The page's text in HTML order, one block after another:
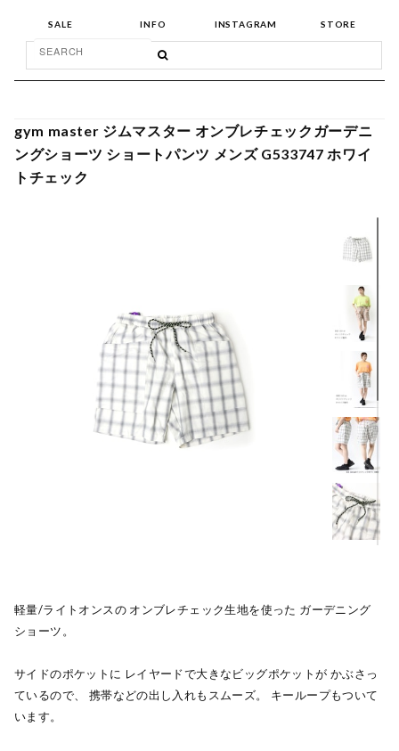
SALE INFO INSTAGRAM STORE
gym master ジムマスター オンブレチェックガーデニ
ングショーツ ショートパンツ メンズ G533747 ホワイ
トチェック
軽量/ライトオンスの オンブレチェック生地を使った ガーデニング
ショーツ。
サイドのポケットに レイヤードで大きなビッグポケットが かぶさっ
ているので、 携帯などの出し入れもスムーズ。 キーループもついて
います。